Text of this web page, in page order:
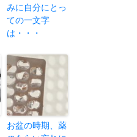
みに自分にとっ
ての一文字
は・・・
お盆の時期、薬